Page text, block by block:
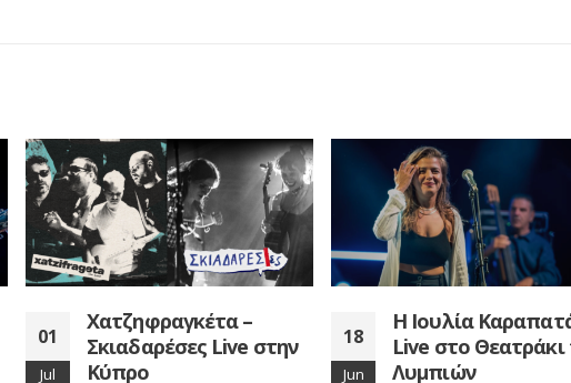
18
Jun
H Ιουλία Καραπατάκη
Live στο Θεατράκι των
Λυμπιών
12
Aug
Γιώργος
Βασίλης
Παπακωνσταντίνου